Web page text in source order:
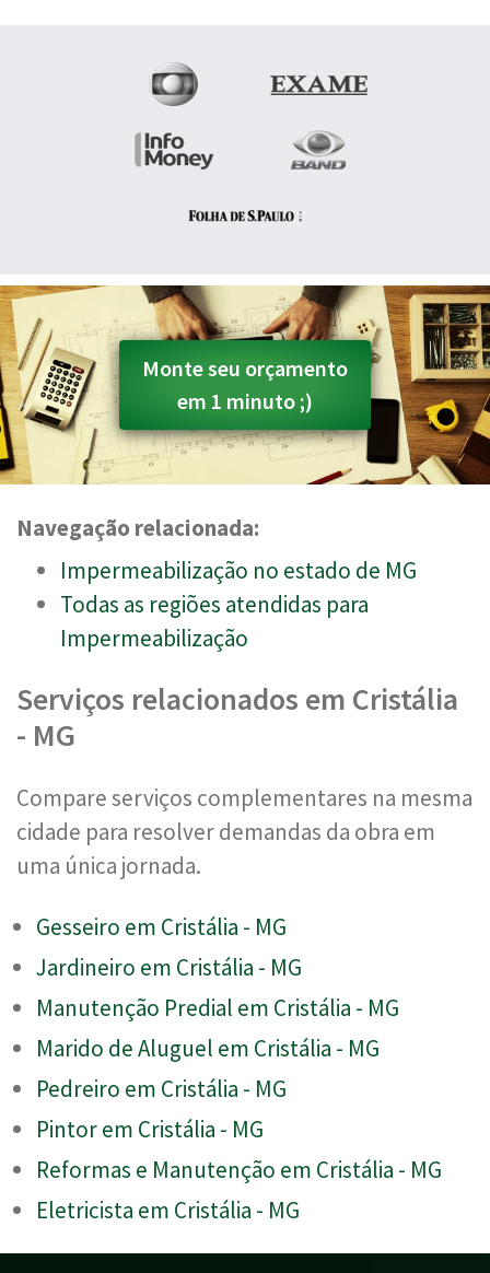
Monte seu orçamento
em 1 minuto ;)
Navegação relacionada:
Impermeabilização no estado de MG
Todas as regiões atendidas para
Impermeabilização
Serviços relacionados em Cristália
- MG
Compare serviços complementares na mesma
cidade para resolver demandas da obra em
uma única jornada.
Gesseiro em Cristália - MG
Jardineiro em Cristália - MG
Manutenção Predial em Cristália - MG
Marido de Aluguel em Cristália - MG
Pedreiro em Cristália - MG
Pintor em Cristália - MG
Reformas e Manutenção em Cristália - MG
Eletricista em Cristália - MG